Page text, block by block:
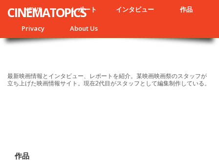
NEWS レポート インタビュー 作品
Privacy About Us
CINEMATOPICS
最新映画情報とインタビュー、レポートを紹介。某映画映画祭のスタッフが
立ち上げた映画情報サイト。現在2代目がスタッフとして編集制作している。
作品